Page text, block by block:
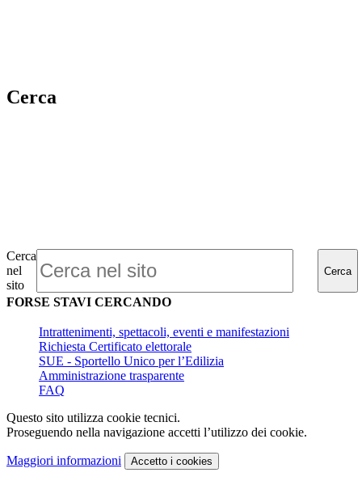
Cerca
Cerca
nel
sito
Cerca
FORSE STAVI CERCANDO
Intrattenimenti, spettacoli, eventi e manifestazioni
Richiesta Certificato elettorale
SUE - Sportello Unico per l’Edilizia
Amministrazione trasparente
FAQ
Questo sito utilizza cookie tecnici.
Proseguendo nella navigazione accetti l’utilizzo dei cookie.
Maggiori informazioni Accetto i cookies